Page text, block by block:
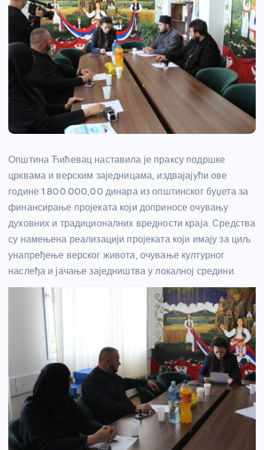
Општина Ћићевац наставила је праксу подршке
црквама и верским заједницама, издвајајући ове
године 1.800.000,00 динара из општинског буџета за
финансирање пројеката који доприносе очувању
духовних и традиционалних вредности краја. Средства
су намењена реализацији пројеката који имају за циљ
унапређење верског живота, очување културног
наслеђа и јачање заједништва у локалној средини.